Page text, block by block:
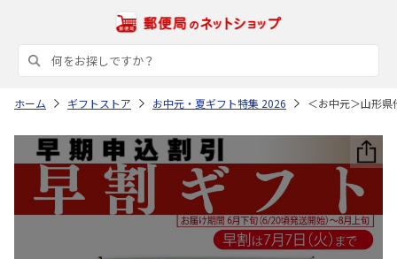
ホーム ギフトストア お中元・夏ギフト特集 2026 ＜お中元＞山形